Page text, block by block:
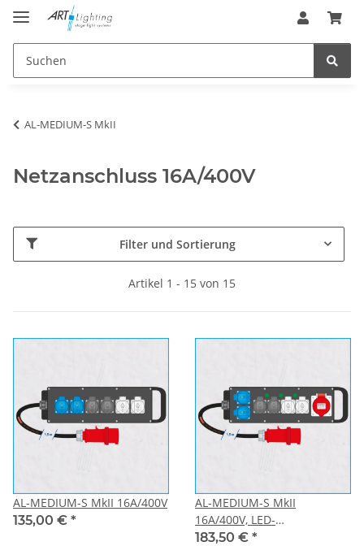
AL-MEDIUM-S MkII
Netzanschluss 16A/400V
Filter und Sortierung
Artikel 1 - 15 von 15
AL-MEDIUM-S MkII 16A/400V
135,00 € *
AL-MEDIUM-S MkII
16A/400V, LED-
Phasenleuchten
183,50 € *